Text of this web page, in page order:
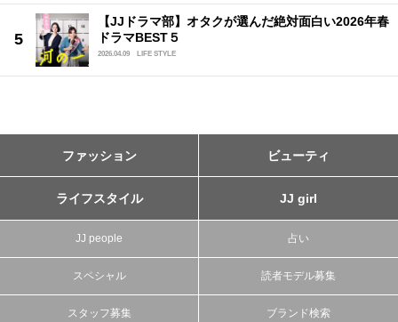
【JJドラマ部】オタクが選んだ絶対面白い2026年春
ドラマBEST５
2026.04.09 LIFE STYLE
ファッション ビューティ
ライフスタイル JJ girl
JJ people 占い
スペシャル 読者モデル募集
スタッフ募集 ブランド検索